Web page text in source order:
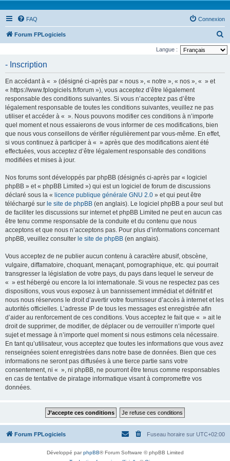
FAQ Connexion
Forum FPLogiciels
e
Langue :
- Inscription
En accédant à « » (désigné ci-après par « nous », « notre », « nos », « » et
« https://www.fplogiciels.fr/forum »), vous acceptez d’être légalement
responsable des conditions suivantes. Si vous n’acceptez pas d’être
légalement responsable de toutes les conditions suivantes, veuillez ne pas
utiliser et accéder à « ». Nous pouvons modifier ces conditions à n’importe
quel moment et nous essaierons de vous informer de ces modifications, bien
que nous vous conseillons de vérifier régulièrement par vous-même. En effet,
si vous continuez à participer à « » après que des modifications aient été
effectuées, vous acceptez d’être légalement responsable des conditions
modifiées et mises à jour.
Nos forums sont développés par phpBB (désignés ci-après par « logiciel
phpBB » et « phpBB Limited ») qui est un logiciel de forum de discussions
déclaré sous la « licence publique générale GNU 2.0 » et qui peut être
téléchargé sur le site de phpBB (en anglais). Le logiciel phpBB a pour seul but
de faciliter les discussions sur internet et phpBB Limited ne peut en aucun cas
être tenu comme responsable de la conduite et du contenu que nous
acceptons et que nous n’acceptons pas. Pour plus d’informations concernant
phpBB, veuillez consulter le site de phpBB (en anglais).
Vous acceptez de ne publier aucun contenu à caractère abusif, obscène,
vulgaire, diffamatoire, choquant, menaçant, pornographique, etc. qui pourrait
transgresser la législation de votre pays, du pays dans lequel le serveur de
« » est hébergé ou encore la loi internationale. Si vous ne respectez pas ces
dispositions, vous vous exposez à un bannissement immédiat et définitif et
nous nous réservons le droit d’avertir votre fournisseur d’accès à internet et les
autorités officielles. L’adresse IP de tous les messages est enregistrée afin
d’aider au renforcement de ces conditions. Vous acceptez le fait que « » ait le
droit de supprimer, de modifier, de déplacer ou de verrouiller n’importe quel
sujet et message à n’importe quel moment si nous estimons cela nécessaire.
En tant qu’utilisateur, vous acceptez que toutes les informations que vous avez
renseignées soient enregistrées dans notre base de données. Bien que ces
informations ne seront pas diffusées à une tierce partie sans votre
consentement, ni « », ni phpBB, ne pourront être tenus comme responsables
en cas de tentative de piratage informatique visant à compromettre vos
données.
Forum FPLogiciels Fuseau horaire sur UTC+02:00
Développé parphpBB® Forum Software © phpBB Limited